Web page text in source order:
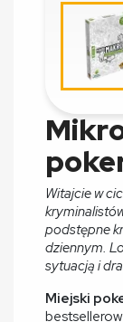
Witajcie w
podstępne
dziennym.
sytuacją i
Miejski